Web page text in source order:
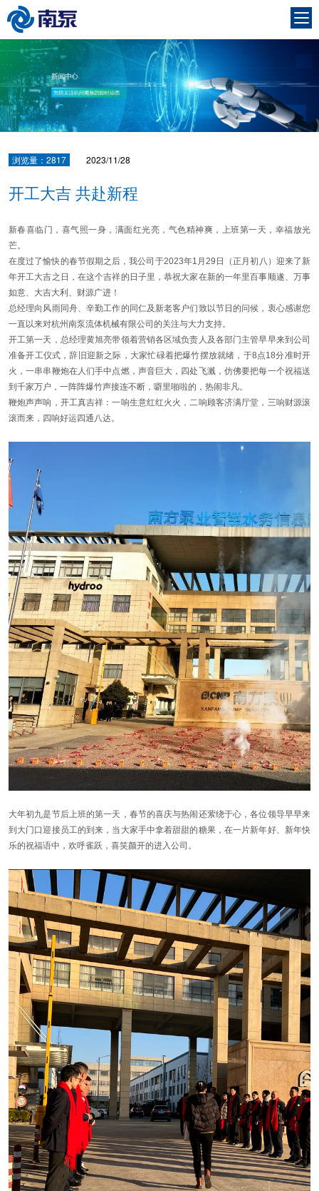
浏览量：2817 2023/11/28
开工大吉 共赴新程
新春喜临门，喜气照一身，满面红光亮，气色精神爽，上班第一天，幸福放光
芒。
在度过了愉快的春节假期之后，我公司于2023年1月29日（正月初八）迎来了新
年开工大吉之日，在这个吉祥的日子里，恭祝大家在新的一年里百事顺遂、万事
如意、大吉大利、财源广进！
总经理向风雨同舟、辛勤工作的同仁及新老客户们致以节日的问候，衷心感谢您
一直以来对杭州南泵流体机械有限公司的关注与大力支持。
开工第一天，总经理黄旭亮带领着营销各区域负责人及各部门主管早早来到公司
准备开工仪式，辞旧迎新之际，大家忙碌着把爆竹摆放就绪，于8点18分准时开
火，一串串鞭炮在人们手中点燃，声音巨大，四处飞溅，仿佛要把每一个祝福送
到千家万户，一阵阵爆竹声接连不断，噼里啪啦的，热闹非凡。
鞭炮声声响，开工真吉祥：一响生意红红火火，二响顾客济满厅堂，三响财源滚
滚而来，四响好运四通八达。
大年初九是节后上班的第一天，春节的喜庆与热闹还萦绕于心，各位领导早早来
到大门口迎接员工的到来，当大家手中拿着甜甜的糖果，在一片新年好、新年快
乐的祝福语中，欢呼雀跃，喜笑颜开的进入公司。